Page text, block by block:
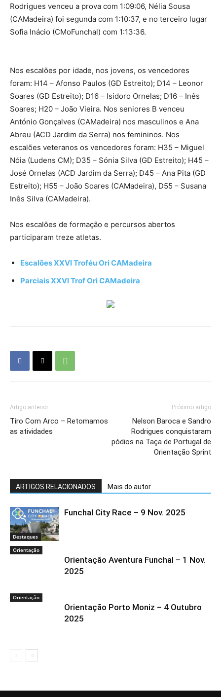
Rodrigues venceu a prova com 1:09:06, Nélia Sousa
(CAMadeira) foi segunda com 1:10:37, e no terceiro lugar
Sofia Inácio (CMoFunchal) com 1:13:36.
Nos escalões por idade, nos jovens, os vencedores
foram: H14 – Afonso Paulos (GD Estreito); D14 – Leonor
Soares (GD Estreito); D16 – Isidoro Ornelas; D16 – Inês
Soares; H20 – João Vieira. Nos seniores B venceu
António Gonçalves (CAMadeira) nos masculinos e Ana
Abreu (ACD Jardim da Serra) nos femininos. Nos
escalões veteranos os vencedores foram: H35 – Miguel
Nóia (Ludens CM); D35 – Sónia Silva (GD Estreito); H45 –
José Ornelas (ACD Jardim da Serra); D45 – Ana Pita (GD
Estreito); H55 – João Soares (CAMadeira), D55 – Susana
Inês Silva (CAMadeira).
Nos escalões de formação e percursos abertos
participaram treze atletas.
Escalões XXVI Troféu Ori CAMadeira
Parciais XXVI Trof Ori CAMadeira
Artigo anterior
Tiro Com Arco – Retomamos
as atividades
Próximo artigo
Nelson Baroca e Sandro
Rodrigues conquistaram
pódios na Taça de Portugal de
Orientação Sprint
ARTIGOS RELACIONADOS Mais do autor
Destaques
Funchal City Race – 9 Nov. 2025
Orientação
Orientação Aventura Funchal – 1 Nov.
2025
Orientação
Orientação Porto Moniz – 4 Outubro
2025